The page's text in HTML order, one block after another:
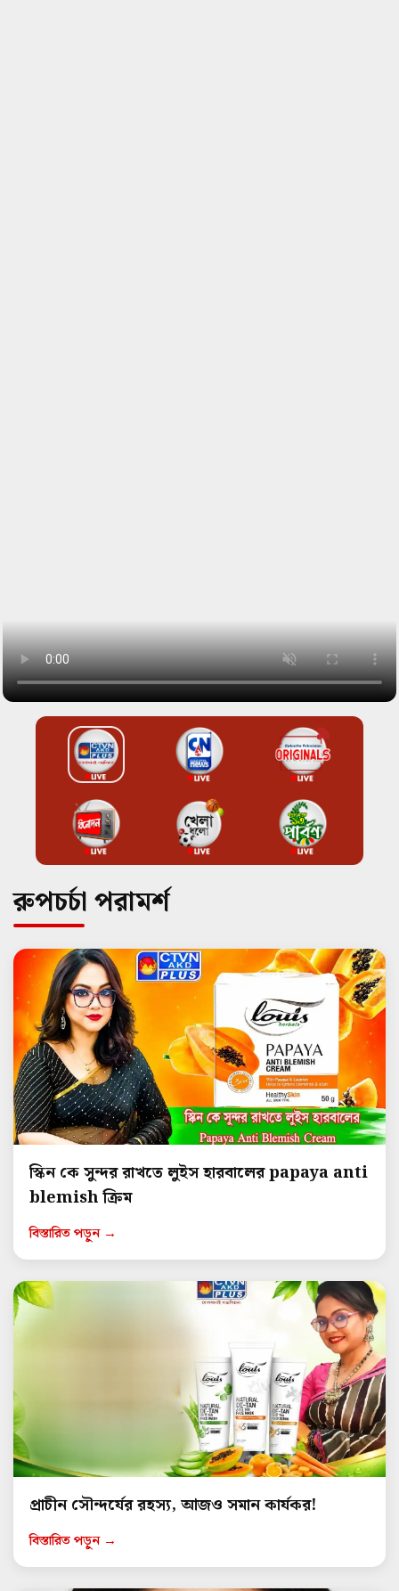
রুপচর্চা পরামর্শ
স্কিন কে সুন্দর রাখতে লুইস হারবালের papaya anti
blemish ক্রিম
বিস্তারিত পড়ুন →
প্রাচীন সৌন্দর্যের রহস্য, আজও সমান কার্যকর!
বিস্তারিত পড়ুন →